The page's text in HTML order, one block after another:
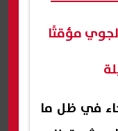
مؤقتًا
في ظل ما